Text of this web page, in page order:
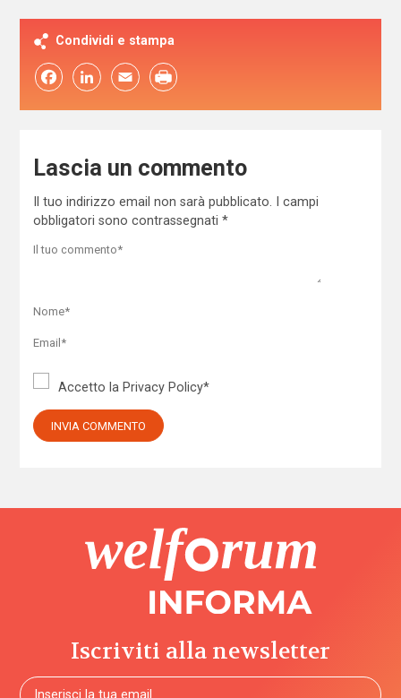
Condividi e stampa
FacebookLinkedIn Email
Lascia un commento
Il tuo indirizzo email non sarà pubblicato.
I campi
obbligatori sono contrassegnati *
Accetto la Privacy Policy*
Iscriviti alla newsletter